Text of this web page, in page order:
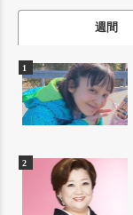
週間